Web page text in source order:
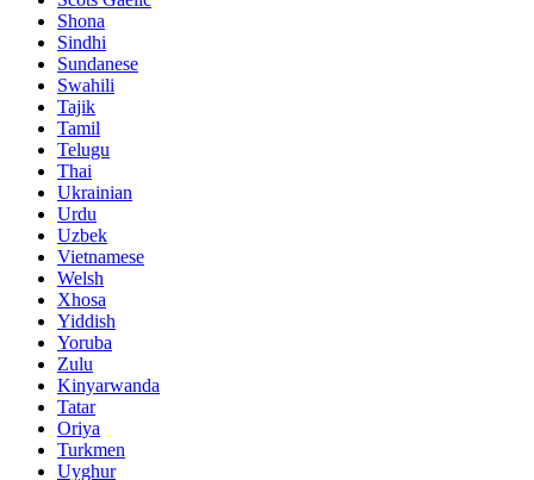
Shona
Sindhi
Sundanese
Swahili
Tajik
Tamil
Telugu
Thai
Ukrainian
Urdu
Uzbek
Vietnamese
Welsh
Xhosa
Yiddish
Yoruba
Zulu
Kinyarwanda
Tatar
Oriya
Turkmen
Uyghur